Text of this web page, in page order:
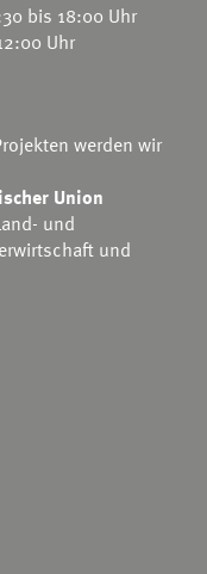
bis 18:00 Uhr
Uhr
werden wir
Union
und
und